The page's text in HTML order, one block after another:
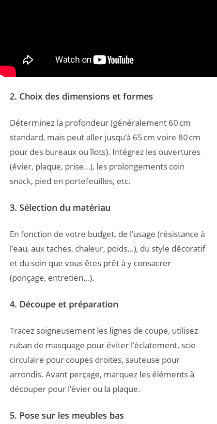
2. Choix des dimensions et formes
Déterminez la profondeur (généralement 60 cm
standard, mais peut aller jusqu’à 65 cm voire 80 cm
pour des bureaux ou îlots). Intégrez les ouvertures
(évier, plaque, prise…), les prolongements coin
snack, pied en portefeuilles, etc.
3. Sélection du matériau
En fonction de votre budget, de l’usage (résistance à
l’eau, aux taches, chaleur, poids…), du style décoratif
et du soin que vous êtes prêt à y consacrer
(ponçage, entretien…).
4. Découpe et préparation
Tracez soigneusement les lignes de coupe, utilisez
ruban de masquage pour éviter l’éclatement, scie
circulaire pour coupes droites, sauteuse pour
arrondis. Avant perçage, marquez les éléments à
découper pour l’évier ou la plaque.
5. Pose sur les meubles bas